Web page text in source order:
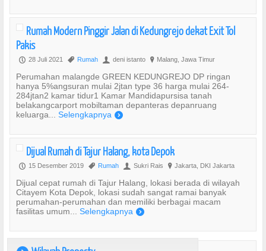
Rumah Modern Pinggir Jalan di Kedungrejo dekat Exit Tol
Pakis
P 28 Juli 2021 , Rumah U deni istanto ? Malang, Jawa Timur
Perumahan malangde GREEN KEDUNGREJO DP ringan
hanya 5%angsuran mulai 2jtan type 36 harga mulai 264-
284jtan2 kamar tidur1 Kamar Mandidapursisa tanah
belakangcarport mobiltaman depanteras depanruang
keluarga... Selengkapnya )
Dijual Rumah di Tajur Halang, kota Depok
P 15 Desember 2019 , Rumah U Sukri Rais ? Jakarta, DKI Jakarta
Dijual cepat rumah di Tajur Halang, lokasi berada di wilayah
Citayem Kota Depok, lokasi sudah sangat ramai banyak
perumahan-perumahan dan memiliki berbagai macam
fasilitas umum... Selengkapnya )